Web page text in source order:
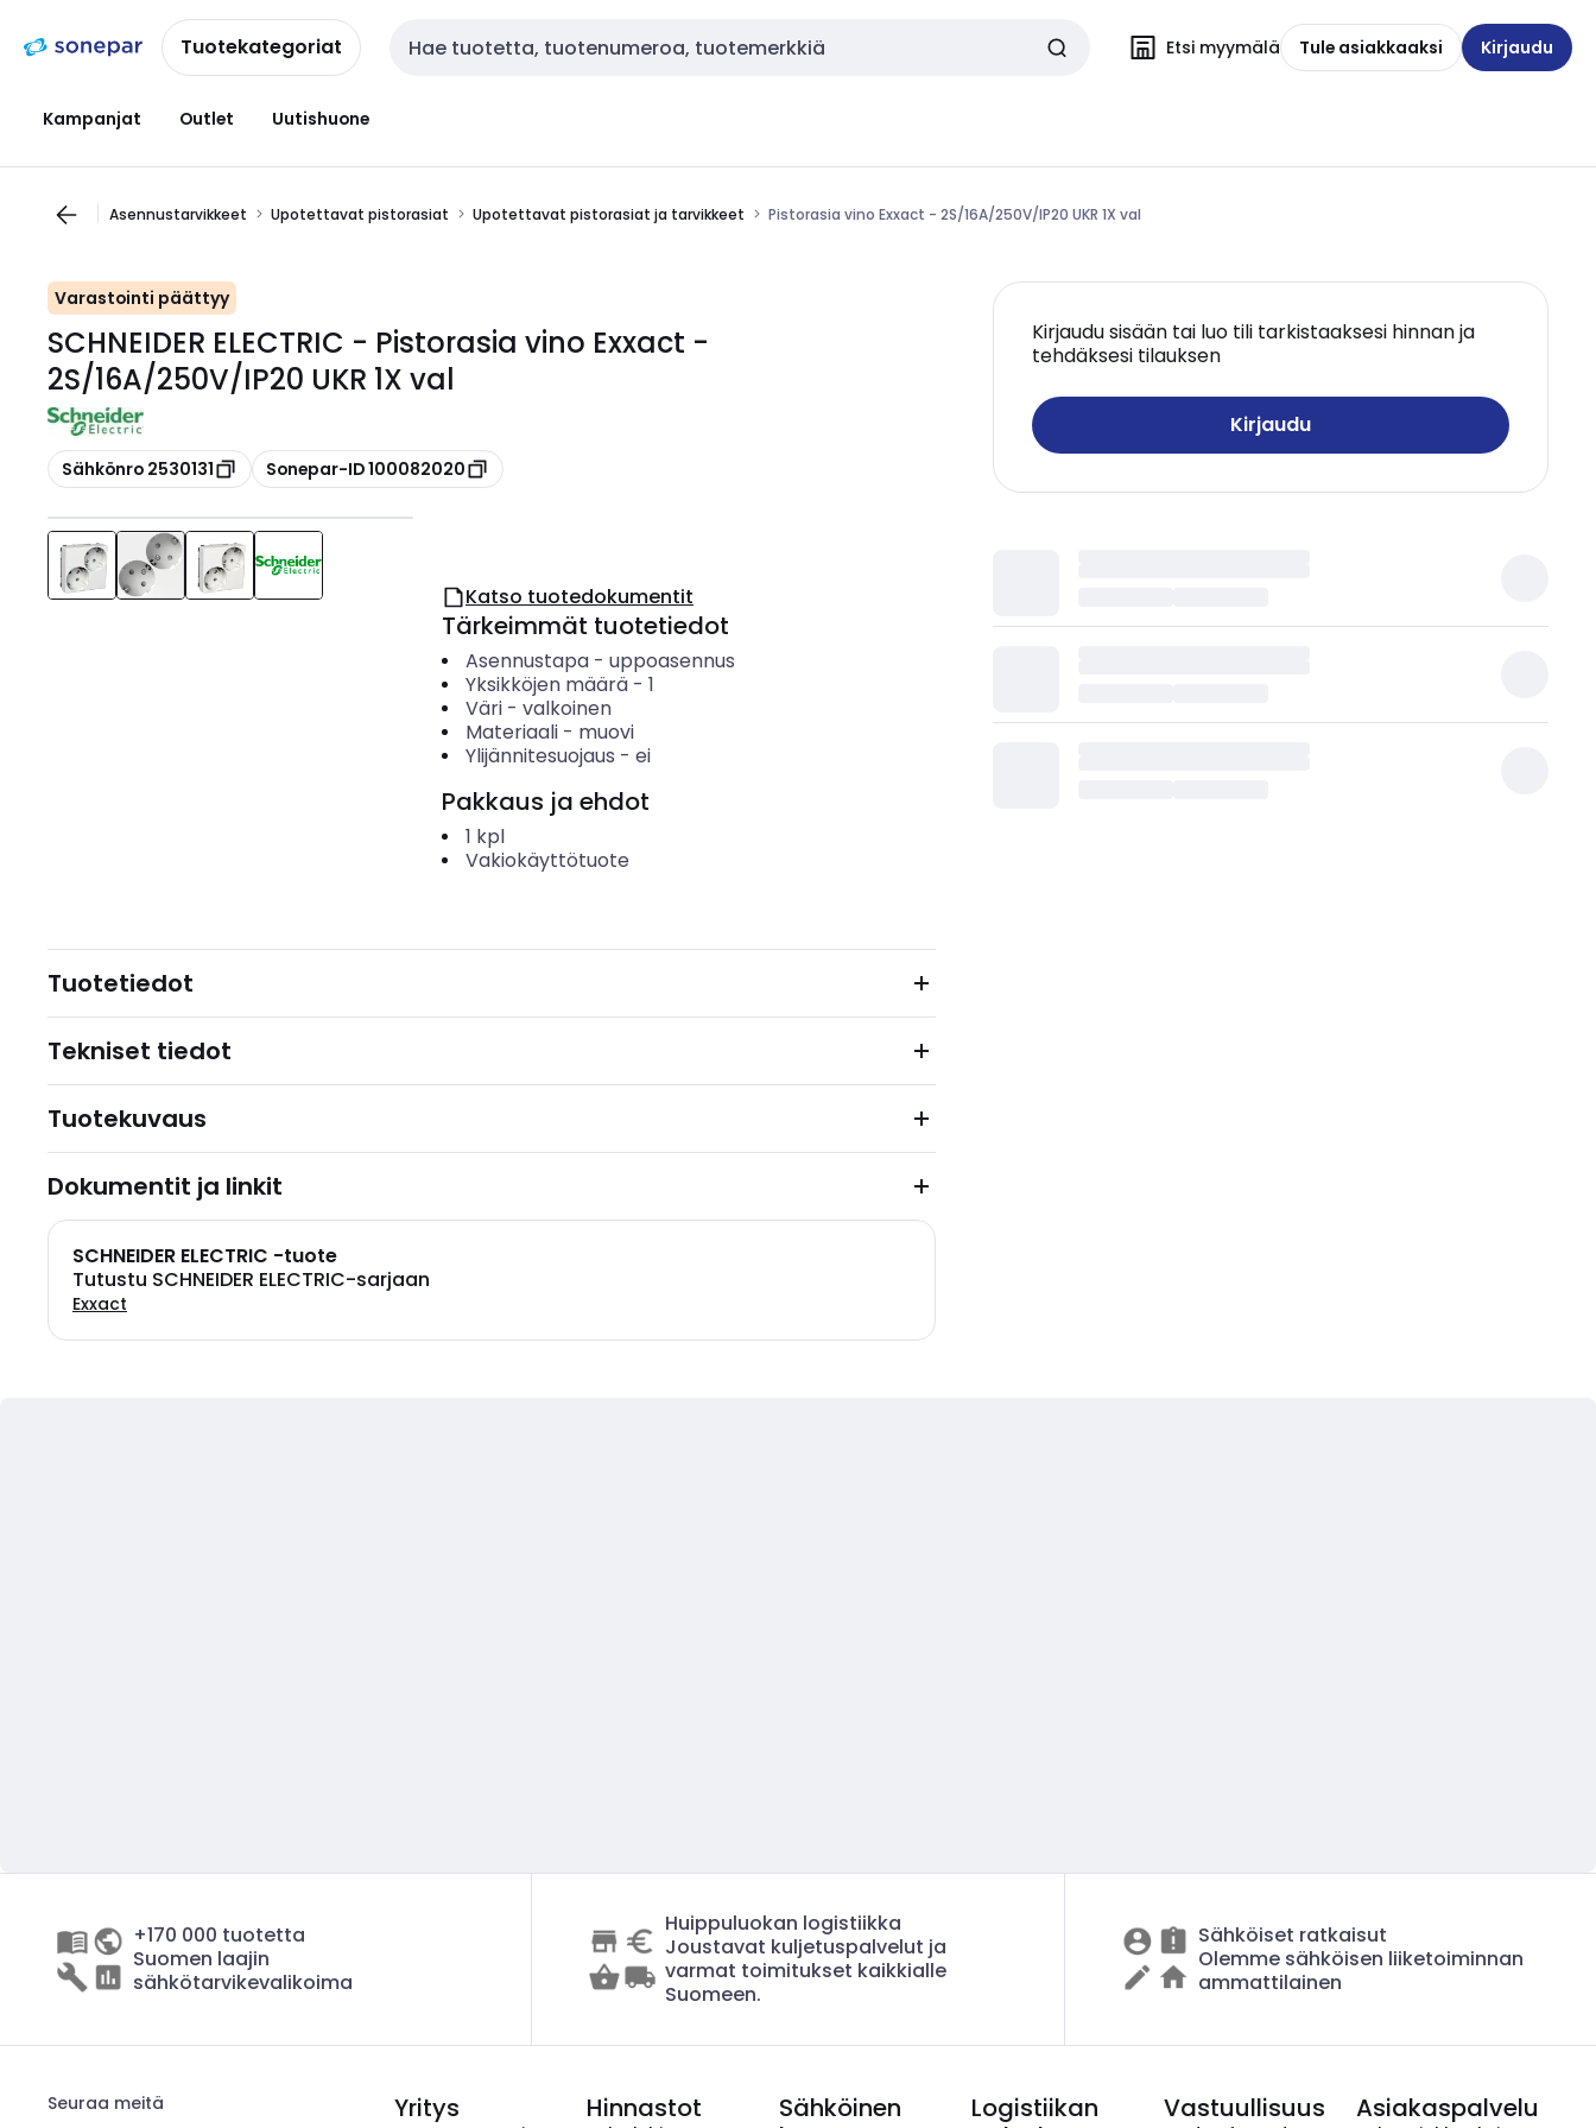
navigointiinsisältöönTuotekategoriat Haku Etsi myymälä Tule asiakkaaksi Kirjaudu
Kampanjat Outlet Uutishuone
Asennustarvikkeet Upotettavat pistorasiat Upotettavat pistorasiat ja tarvikkeet Pistorasia vino Exxact - 2S/16A/250V/IP20 UKR 1X val
Varastointi päättyy
SCHNEIDER ELECTRIC - Pistorasia vino Exxact -
2S/16A/250V/IP20 UKR 1X val
Kopioi
Sähkönro 2530131 Kopioi
Sonepar-ID 100082020
Kirjaudu sisään tai luo tili tarkistaaksesi hinnan ja
tehdäksesi tilauksen
Kirjaudu
Katso tuotedokumentit
Tärkeimmät tuotetiedot
Asennustapa- uppoasennus
Yksikköjen määrä- 1
Väri- valkoinen
Materiaali- muovi
Ylijännitesuojaus - ei
Pakkaus ja ehdot
1 kpl
Vakiokäyttötuote
Tuotetiedot
Tekniset tiedot
Tuotekuvaus
Dokumentit ja linkit
SCHNEIDER ELECTRIC -tuote
Tutustu SCHNEIDER ELECTRIC-sarjaan
Exxact
+170 000 tuotetta
Suomen laajin
sähkötarvikevalikoima
Huippuluokan logistiikka
Joustavat kuljetuspalvelut ja
varmat toimitukset kaikkialle
Suomeen.
Sähköiset ratkaisut
Olemme sähköisen liiketoiminnan
ammattilainen
Seuraa meitä Yritys Hinnastot
Sähköinen
Logistiikan
Vastuullisuus Asiakaspalvelu